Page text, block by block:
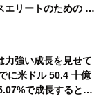
エリートのための 教
年8月25日
力強い成長を見せて
に米ドル 50.4 十億
で成長すると予